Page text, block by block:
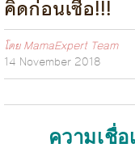
คิดก่อนเชื่อ!!!
โดยMamaExpert Team
14 November 2018
ความเชื่